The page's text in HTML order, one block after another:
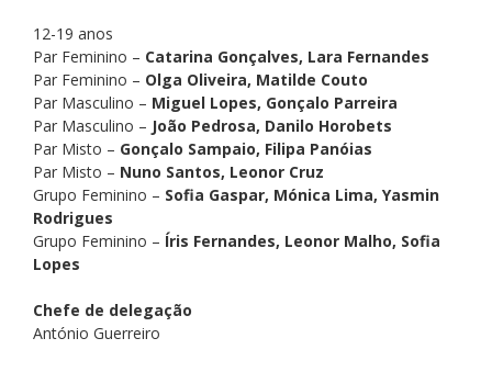
12-19 anos
Par Feminino – Catarina Gonçalves, Lara Fernandes
Par Feminino – Olga Oliveira, Matilde Couto
Par Masculino – Miguel Lopes, Gonçalo Parreira
Par Masculino – João Pedrosa, Danilo Horobets
Par Misto – Gonçalo Sampaio, Filipa Panóias
Par Misto – Nuno Santos, Leonor Cruz
Grupo Feminino – Sofia Gaspar, Mónica Lima, Yasmin
Rodrigues
Grupo Feminino – Íris Fernandes, Leonor Malho, Sofia
Lopes
Chefe de delegação
António Guerreiro